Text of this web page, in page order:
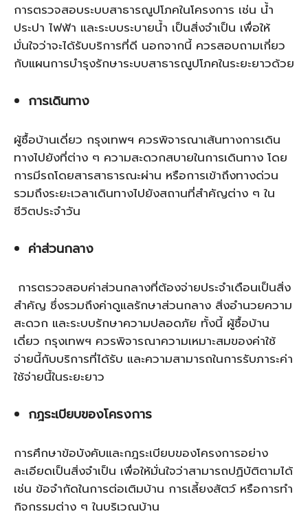
การตรวจสอบระบบสาธารณูปโภคในโครงการ เช่น น้ำ
ประปา ไฟฟ้า และระบบระบายน้ำ เป็นสิ่งจำเป็น เพื่อให้
มั่นใจว่าจะได้รับบริการที่ดี นอกจากนี้ ควรสอบถามเกี่ยว
กับแผนการบำรุงรักษาระบบสาธารณูปโภคในระยะยาวด้วย
การเดินทาง
ผู้ซื้อบ้านเดี่ยว กรุงเทพฯ ควรพิจารณาเส้นทางการเดิน
ทางไปยังที่ต่าง ๆ ความสะดวกสบายในการเดินทาง โดย
การมีรถโดยสารสาธารณะผ่าน หรือการเข้าถึงทางด่วน
รวมถึงระยะเวลาเดินทางไปยังสถานที่สำคัญต่าง ๆ ใน
ชีวิตประจำวัน
ค่าส่วนกลาง
การตรวจสอบค่าส่วนกลางที่ต้องจ่ายประจำเดือนเป็นสิ่ง
สำคัญ ซึ่งรวมถึงค่าดูแลรักษาส่วนกลาง สิ่งอำนวยความ
สะดวก และระบบรักษาความปลอดภัย ทั้งนี้ ผู้ซื้อบ้าน
เดี่ยว กรุงเทพฯ ควรพิจารณาความเหมาะสมของค่าใช้
จ่ายนี้กับบริการที่ได้รับ และความสามารถในการรับภาระค่า
ใช้จ่ายนี้ในระยะยาว
กฎระเบียบของโครงการ
การศึกษาข้อบังคับและกฎระเบียบของโครงการอย่าง
ละเอียดเป็นสิ่งจำเป็น เพื่อให้มั่นใจว่าสามารถปฏิบัติตามได้
เช่น ข้อจำกัดในการต่อเติมบ้าน การเลี้ยงสัตว์ หรือการทำ
กิจกรรมต่าง ๆ ในบริเวณบ้าน